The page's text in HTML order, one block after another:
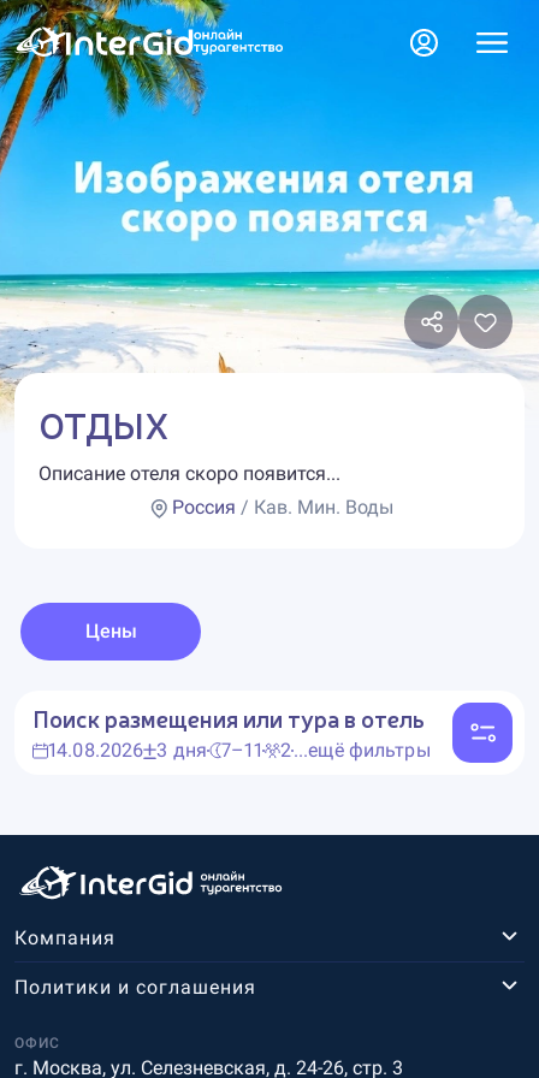
ОТДЫХ
Описание отеля скоро появится...
Россия / Кав. Мин. Воды
Цены
Поиск размещения или тура в отель
14.08.2026 3 дня 7–11 2...ещё фильтры
Компания
ОФИС
г. Москва, ул. Селезневская, д. 24-26, стр. 3
Политики и соглашения